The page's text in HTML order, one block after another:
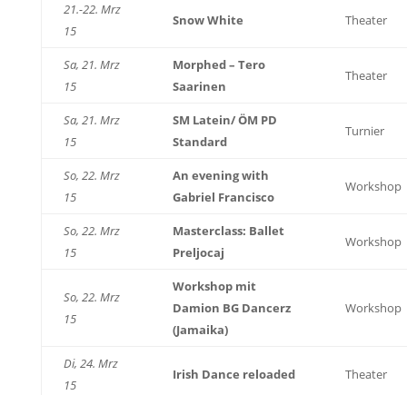
21.-22. Mrz
15
Snow White Theater
Sa, 21. Mrz
15
Morphed – Tero
Saarinen
Theater
Sa, 21. Mrz
15
SM Latein/ ÖM PD
Standard
Turnier
So, 22. Mrz
15
An evening with
Gabriel Francisco
Workshop
So, 22. Mrz
15
Masterclass: Ballet
Preljocaj
Workshop
So, 22. Mrz
15
Workshop mit
Damion BG Dancerz
(Jamaika)
Workshop
Di, 24. Mrz
15
Irish Dance reloaded Theater